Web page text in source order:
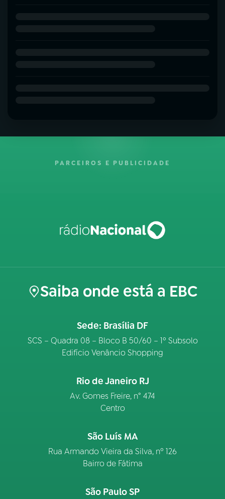
PARCEIROS E PUBLICIDADE
Saiba onde está a EBC
Sede: Brasília DF
SCS – Quadra 08 – Bloco B 50/60 – 1º Subsolo
Edifício Venâncio Shopping
Rio de Janeiro RJ
Av. Gomes Freire, n° 474
Centro
São Luís MA
Rua Armando Vieira da Silva, nº 126
Bairro de Fátima
São Paulo SP